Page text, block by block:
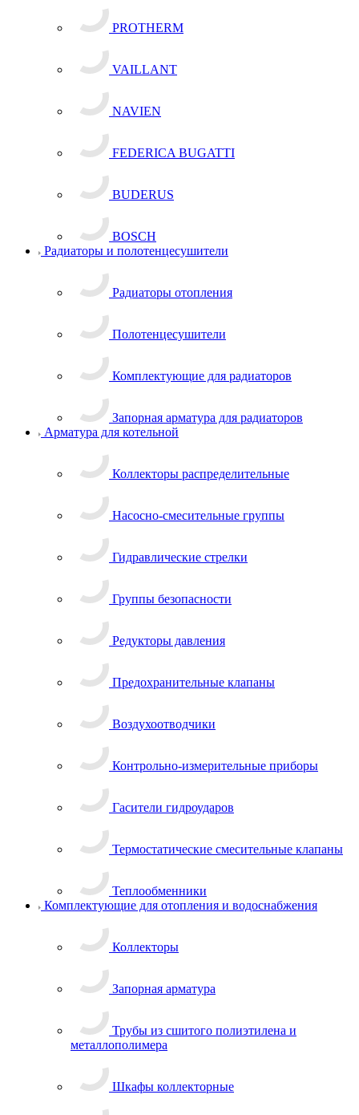
PROTHERM
VAILLANT
NAVIEN
FEDERICA BUGATTI
BUDERUS
BOSCH
Радиаторы и полотенцесушители
Радиаторы отопления
Полотенцесушители
Комплектующие для радиаторов
Запорная арматура для радиаторов
Арматура для котельной
Коллекторы распределительные
Насосно-смесительные группы
Гидравлические стрелки
Группы безопасности
Редукторы давления
Предохранительные клапаны
Воздухоотводчики
Контрольно-измерительные приборы
Гасители гидроударов
Термостатические смесительные клапаны
Теплообменники
Комплектующие для отопления и водоснабжения
Коллекторы
Запорная арматура
Трубы из сшитого полиэтилена и
металлополимера
Шкафы коллекторные